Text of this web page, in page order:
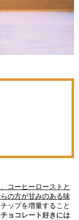
コーヒーローストと
の方が甘みのある味
ップを増量すること
チョコレート好きには